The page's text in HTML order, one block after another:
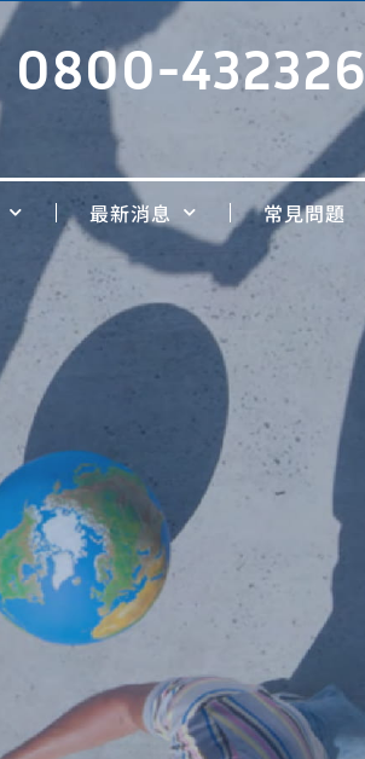
0800-432326
最新消息 常見問題